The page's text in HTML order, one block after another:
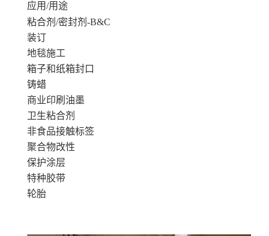
应用/用途
粘合剂/密封剂-B&C
装订
地毯施工
箱子和纸箱封口
铸蜡
商业印刷油墨
卫生粘合剂
非食品接触标签
聚合物改性
保护涂层
特种胶带
轮胎